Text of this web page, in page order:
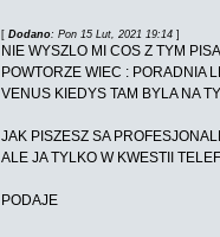
[ Dodano: Pon 15 Lut, 2021 19:14 ]
NIE WYSZLO MI COS Z TYM
POWTORZE WIEC : PORADNIA
VENUS KIEDYS TAM BYLA NA
JAK PISZESZ SA
ALE JA TYLKO W KWESTII
PODAJE